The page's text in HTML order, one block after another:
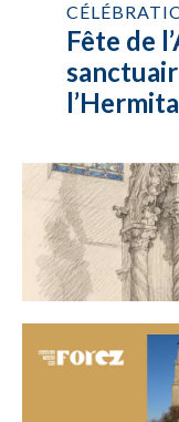
Fête de